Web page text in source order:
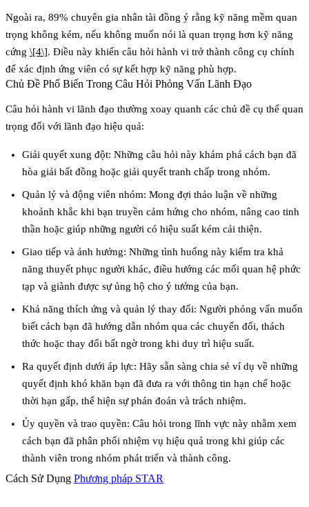
Ngoài ra, 89% chuyên gia nhân tài đồng ý rằng kỹ năng mềm quan
trọng không kém, nếu không muốn nói là quan trọng hơn kỹ năng
cứng \[4\]. Điều này khiến câu hỏi hành vi trở thành công cụ chính
để xác định ứng viên có sự kết hợp kỹ năng phù hợp.
Chủ Đề Phổ Biến Trong Câu Hỏi Phỏng Vấn Lãnh Đạo
Câu hỏi hành vi lãnh đạo thường xoay quanh các chủ đề cụ thể quan
trọng đối với lãnh đạo hiệu quả:
Giải quyết xung đột: Những câu hỏi này khám phá cách bạn đã
hòa giải bất đồng hoặc giải quyết tranh chấp trong nhóm.
Quản lý và động viên nhóm: Mong đợi thảo luận về những
khoảnh khắc khi bạn truyền cảm hứng cho nhóm, nâng cao tinh
thần hoặc giúp những người có hiệu suất kém cải thiện.
Giao tiếp và ảnh hưởng: Những tình huống này kiểm tra khả
năng thuyết phục người khác, điều hướng các mối quan hệ phức
tạp và giành được sự ủng hộ cho ý tưởng của bạn.
Khả năng thích ứng và quản lý thay đổi: Người phỏng vấn muốn
biết cách bạn đã hướng dẫn nhóm qua các chuyển đổi, thách
thức hoặc thay đổi bất ngờ trong khi duy trì hiệu suất.
Ra quyết định dưới áp lực: Hãy sẵn sàng chia sẻ ví dụ về những
quyết định khó khăn bạn đã đưa ra với thông tin hạn chế hoặc
thời hạn gấp, thể hiện sự phán đoán và trách nhiệm.
Ủy quyền và trao quyền: Câu hỏi trong lĩnh vực này nhằm xem
cách bạn đã phân phối nhiệm vụ hiệu quả trong khi giúp các
thành viên trong nhóm phát triển và thành công.
Cách Sử Dụng Phương pháp STAR